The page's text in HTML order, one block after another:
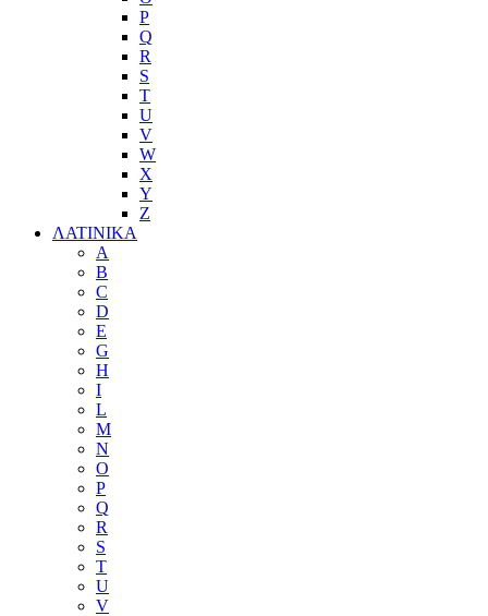
P
Q
R
S
T
U
V
W
X
Y
Z
ΛΑΤΙΝΙΚΑ
A
B
C
D
E
G
H
I
L
M
N
O
P
Q
R
S
T
U
V